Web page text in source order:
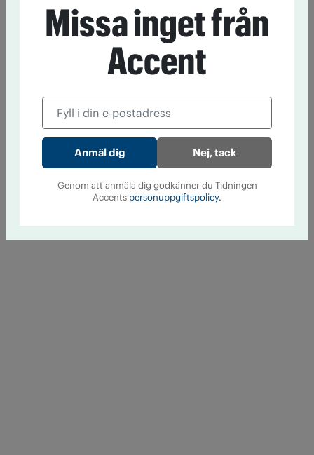
Missa inget från
Accent
Nej, tack
Genom att anmäla dig godkänner du Tidningen
Accents personuppgiftspolicy.